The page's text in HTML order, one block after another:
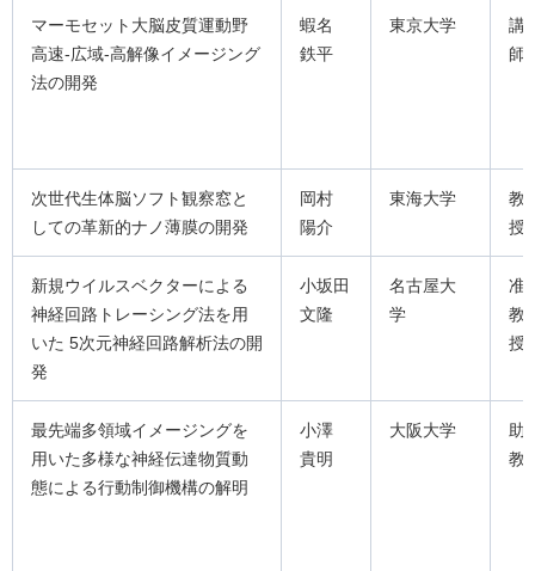
マーモセット大脳皮質運動野
高速-広域-高解像イメージング
法の開発
蝦名
鉄平
東京大学
講
師
次世代生体脳ソフト観察窓と
しての革新的ナノ薄膜の開発
岡村
陽介
東海大学
教
授
新規ウイルスベクターによる
神経回路トレーシング法を用
いた 5次元神経回路解析法の開
発
小坂田
文隆
名古屋大
学
准
教
授
最先端多領域イメージングを
用いた多様な神経伝達物質動
態による行動制御機構の解明
小澤
貴明
大阪大学
助
教